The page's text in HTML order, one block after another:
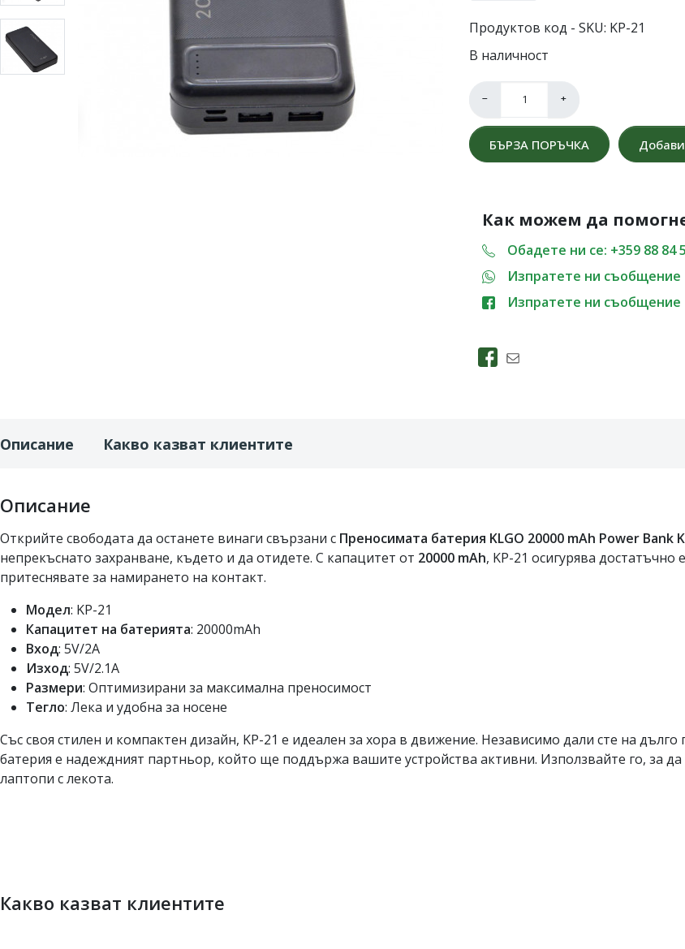
Продуктов код - SKU KP-21
В наличност
− +
БЪРЗА ПОРЪЧКА
Как можем да
Обадете ни се: +359 88 84
Изпратете ни съобщение
Изпратете ни съобщение
Описание Какво казват клиентите
Описание
Открийте свободата да останете винаги свързани с Преносимата батерия KLGO 20000 mAh Power Bank
непрекъснато захранване, където и да отидете. С капацитет от 20000 mAh, KP-21 осигурява достатъчно
притеснявате за намирането на контакт.
Модел: KP-21
Капацитет на батерията: 20000mAh
Вход: 5V/2A
Изход: 5V/2.1A
Размери: Оптимизирани за максимална преносимост
Тегло: Лека и удобна за носене
Със своя стилен и компактен дизайн, KP-21 е идеален за хора в движение. Независимо дали сте на
батерия е надеждният партньор, който ще поддържа вашите устройства активни. Използвайте го, за
лаптопи с лекота.
Какво казват клиентите